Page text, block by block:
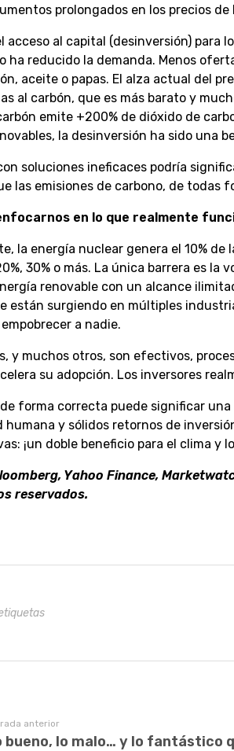
prolongados en los precios
acceso al capital (desinversión) para
ha reducido la demanda. Menos
aceite o papas. El alza actual del
al carbón, que es más barato y
emite +200% de dióxido de
la desinversión ha sido una
soluciones ineficaces podría
las emisiones de carbono, de todas
en lo que realmente
la energía nuclear genera el 10% de
30% o más. La única barrera es
renovable con un alcance
están surgiendo en múltiples
a nadie.
y muchos otros, son efectivos,
su adopción. Los inversores
forma correcta puede significar
humana y sólidos retornos de
¡un doble beneficio para el clima y
Yahoo Finance,
reservados.
anterior